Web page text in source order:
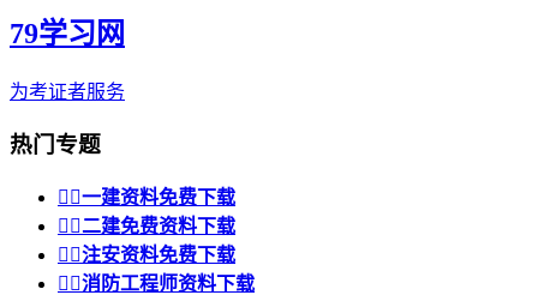
79学习网
为考证者服务
热门专题
 一建资料免费下载
 二建免费资料下载
 注安资料免费下载
 消防工程师资料下载